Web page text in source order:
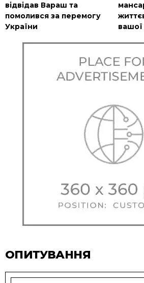
відвідав Вараш та
помолився за перемогу
України
ОПИТУВАННЯ